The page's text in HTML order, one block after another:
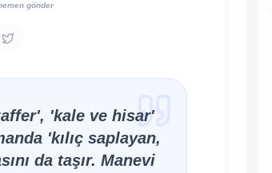
gönder
'kale ve hisar'
'kılıç saplayan,
da taşır. Manevi